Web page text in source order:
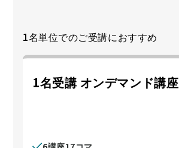
1名単位でのご受講におすすめ
1名受講 オンデマンド講座